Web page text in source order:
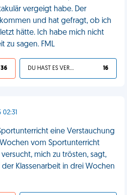
vergeigt habe. Der
und hat gefragt, ob ich
hätte. Ich habe mich nicht
zu sagen. FML
36 DU HAST ES VERDIENT 16
eine Verstauchung
vom Sportunterricht
mich zu trösten, sagt,
Klassenarbeit in drei Wochen